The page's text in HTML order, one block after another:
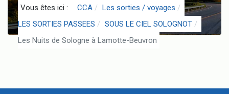
Vous êtes ici : CCA
Les sorties / voyages
LES SORTIES PASSEES
SOUS LE CIEL SOLOGNOT
Les Nuits de Sologne à Lamotte-Beuvron